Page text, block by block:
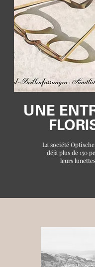
UNE
La société
déjà plus de 150
leurs